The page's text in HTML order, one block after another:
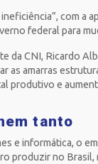
com a
federal para
da CNI, Ricardo
as amarras
produtivo e
tanto
e informática, o
produzir no